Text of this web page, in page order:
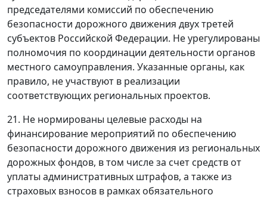
председателями комиссий по обеспечению
безопасности дорожного движения двух третей
субъектов Российской Федерации. Не урегулированы
полномочия по координации деятельности органов
местного самоуправления. Указанные органы, как
правило, не участвуют в реализации
соответствующих региональных проектов.
21. Не нормированы целевые расходы на
финансирование мероприятий по обеспечению
безопасности дорожного движения из региональных
дорожных фондов, в том числе за счет средств от
уплаты административных штрафов, а также из
страховых взносов в рамках обязательного